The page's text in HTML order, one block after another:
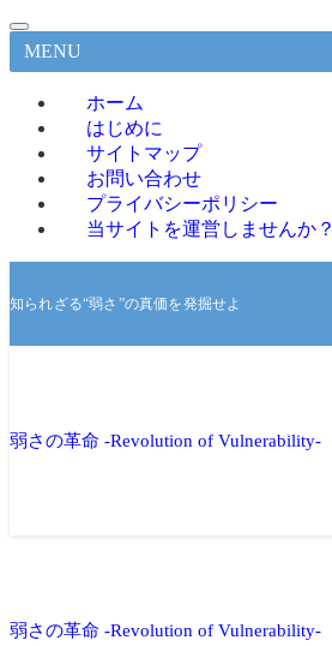
MENU
ホーム
はじめに
サイトマップ
お問い合わせ
プライバシーポリシー
当サイトを運営しませんか？
知られざる“弱さ”の真価を発掘せよ
弱さの革命 -Revolution of Vulnerability-
弱さの革命 -Revolution of Vulnerability-